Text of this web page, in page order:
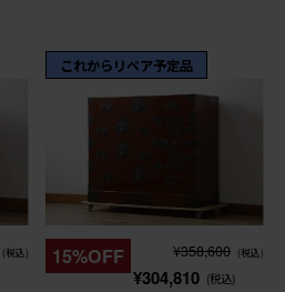
(税込)
これからリペア予定品
15%OFF ¥358,600 (税込)
¥304,810 (税込)